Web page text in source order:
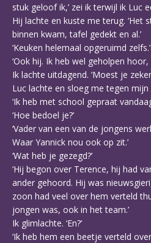
stuk geloof ik,’ zei ik terwijl ik Luc
Hij lachte en kuste me terug. ‘Het
binnen kwam, tafel gedekt en al.’
‘Keuken helemaal opgeruimd zelfs.’
‘Ook hij. Ik heb wel geholpen
Ik lachte uitdagend. ‘Moest je
Luc lachte en sloeg me tegen mijn
‘Ik heb met school gepraat
‘Hoe bedoel je?’
‘Vader van een van de jongens
Waar Yannick nou ook op zit.’
‘Wat heb je gezegd?’
‘Hij begon over Terence, hij had
ander gehoord. Hij was
zoon had veel over hem verteld
jongen was, ook in het team.’
Ik glimlachte. ‘En?’
‘Ik heb hem een beetje verteld